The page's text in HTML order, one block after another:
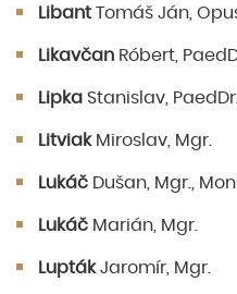
Libant Tomáš Ján,
Likavčan Róbert,
Lipka Stanislav,
LitviakMiroslav, Mgr.
Lukáč Dušan, Mgr.,
Lukáč Marián, Mgr.
LuptákJaromír, Mgr.